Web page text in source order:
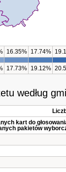
16.35% 17.74%
17.73% 19.12%
według
kart do
pakietów